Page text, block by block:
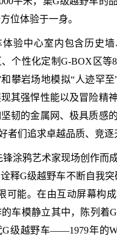
位体验于一身。
体验中心室内包含历史
、个性化定制G-BOX区等
攀岩场地模拟“人迹罕
其强悍性能以及冒险精
韧的金属网、极具质感
者们追求卓越品质、竞逐
锋涂鸦艺术家现场创作而
释G级越野车不断自我突
可能。在由互动屏幕构
车模静立其中，陈列着
G级越野车——1979年的